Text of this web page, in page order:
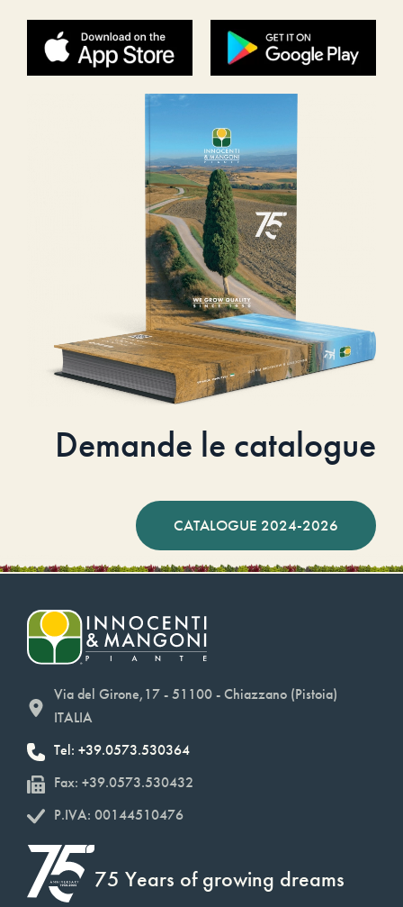
Demande le catalogue
CATALOGUE 2024-2026
Via del Girone,17 - 51100 - Chiazzano (Pistoia)
ITALIA
Tel: +39.0573.530364
Fax: +39.0573.530432
P.IVA: 00144510476
75 Years of growing dreams